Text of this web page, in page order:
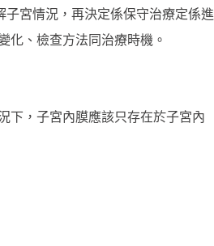
宮情況，再決定係保守治療定係進
化、檢查方法同治療時機。
下，子宮內膜應該只存在於子宮內